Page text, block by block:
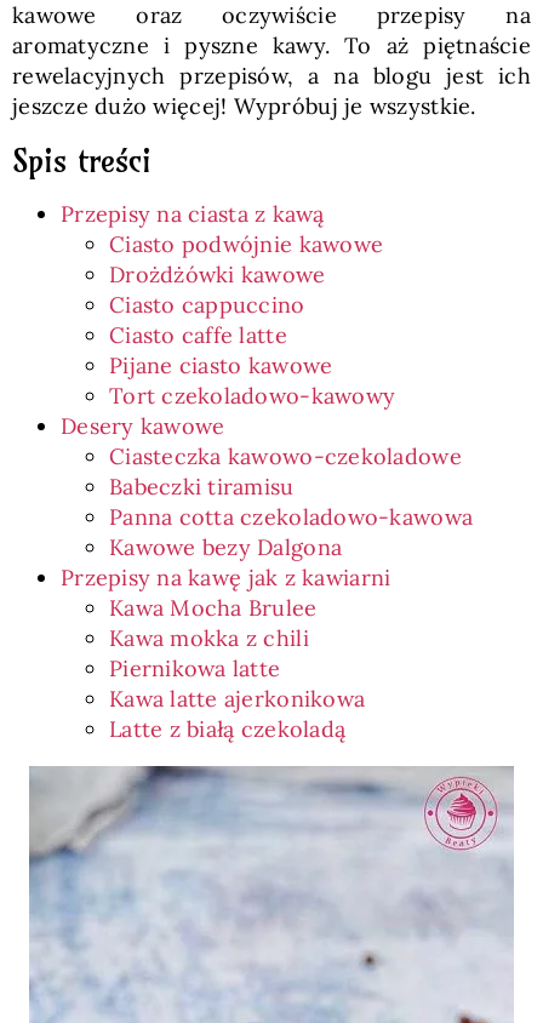
Polski
kawowe oraz oczywiście przepisy na
aromatyczne i pyszne kawy. To aż piętnaście
rewelacyjnych przepisów, a na blogu jest ich
jeszcze dużo więcej! Wypróbuj je wszystkie.
Spis treści
Przepisy na ciasta z kawą
Ciasto podwójnie kawowe
Drożdżówki kawowe
Ciasto cappuccino
Ciasto caffe latte
Pijane ciasto kawowe
Tort czekoladowo-kawowy
Desery kawowe
Ciasteczka kawowo-czekoladowe
Babeczki tiramisu
Panna cotta czekoladowo-kawowa
Kawowe bezy Dalgona
Przepisy na kawę jak z kawiarni
Kawa Mocha Brulee
Kawa mokka z chili
Piernikowa latte
Kawa latte ajerkonikowa
Latte z białą czekoladą